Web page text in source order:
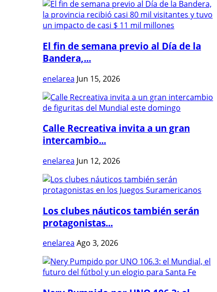
El fin de semana previo al Día de la
Bandera,...
enelarea Jun 15, 2026
Calle Recreativa invita a un gran
intercambio...
enelarea Jun 12, 2026
Los clubes náuticos también serán
protagonistas...
enelarea Ago 3, 2026